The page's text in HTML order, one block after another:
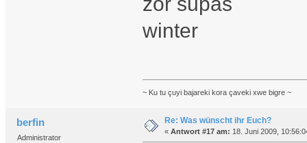
winter
~ Ku tu çuyi bajareki kora çaveki xwe bigre ~
berfin
Administrator
Re: Was wünscht ihr Euch?
« Antwort #17 am: 18. Juni 2009,